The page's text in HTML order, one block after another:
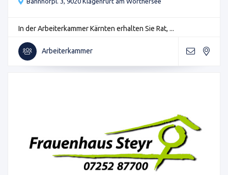
In der Arbeiterkammer Kärnten erhalten Sie Rat, ...
Arbeiterkammer